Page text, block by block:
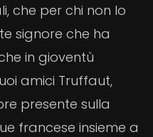
che per chi non lo
signore che ha
in gioventù
amici Truffaut,
presente sulla
francese insieme a